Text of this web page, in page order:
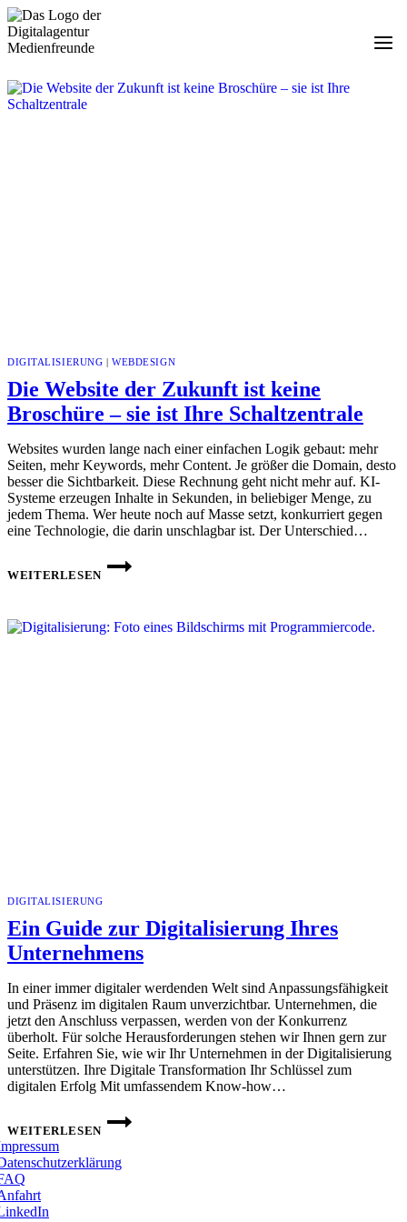
Zum
Inhalt
springen
DIGITALISIERUNG |WEBDESIGN
Die Website der Zukunft ist keine
Broschüre – sie ist Ihre Schaltzentrale
Websites wurden lange nach einer einfachen Logik gebaut: mehr
Seiten, mehr Keywords, mehr Content. Je größer die Domain, desto
besser die Sichtbarkeit. Diese Rechnung geht nicht mehr auf. KI-
Systeme erzeugen Inhalte in Sekunden, in beliebiger Menge, zu
jedem Thema. Wer heute noch auf Masse setzt, konkurriert gegen
eine Technologie, die darin unschlagbar ist. Der Unterschied…
WEITERLESENWEBSITE
KEINE
DIGITALISIERUNG
Ein Guide zur Digitalisierung Ihres
Unternehmens
In einer immer digitaler werdenden Welt sind Anpassungsfähigkeit
und Präsenz im digitalen Raum unverzichtbar. Unternehmen, die
jetzt den Anschluss verpassen, werden von der Konkurrenz
überholt. Für solche Herausforderungen stehen wir Ihnen gern zur
Seite. Erfahren Sie, wie wir Ihr Unternehmen in der Digitalisierung
unterstützen. Ihre Digitale Transformation Ihr Schlüssel zum
digitalen Erfolg Mit umfassendem Know-how…
WEITERLESENGUIDE
IHRES